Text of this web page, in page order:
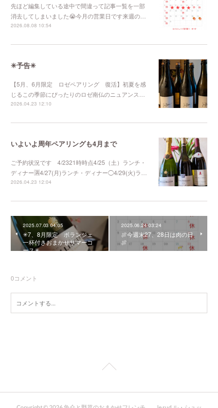
先ほど編集している途中で間違って記事一覧を一部
消去してしまいました😭今月の営業日です来週の…
2026.08.08 10:54
✳︎予告✳︎
【5月、6月限定 ロゼペアリング 復活】初夏を感
じるこの季節にぴったりのロゼ南仏のニュアンス…
2026.04.23 12:10
いよいよ周年ペアリングも4月まで
ご予約状況です 4/2321時時点4/25（土）ランチ・
ディナー🈵4/27(月)ランチ・ディナー◯4/29(火)ラ…
2026.04.23 12:04
2025.07.03 04:05
✳︎7、8月限定 ボランジェ
一杯付きおまかせサマーコ
ース✳︎
2025.06.24 03:24
🍖今週末27、28日は肉の日
🍖
0コメント